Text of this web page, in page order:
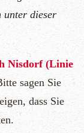
unter dieser
Nisdorf (Linie
sagen Sie
dass Sie